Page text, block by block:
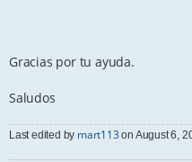
Gracias por tu ayuda.
Saludos
Last edited by mart113 on August 6,